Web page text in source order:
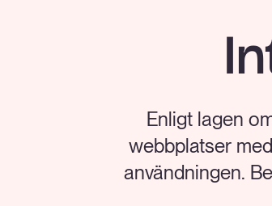
Enligt lagen
webbplatser
användningen.